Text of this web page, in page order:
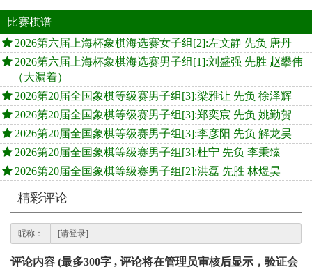
比赛棋谱
2026第六届上海杯象棋海选赛女子组[2]:左文静 先负 唐丹
2026第六届上海杯象棋海选赛男子组[1]:刘盛强 先胜 赵攀伟
（大漏着）
2026第20届全国象棋等级赛男子组[3]:梁雅让 先负 徐泽辉
2026第20届全国象棋等级赛男子组[3]:郑奕宸 先负 姚勤贺
2026第20届全国象棋等级赛男子组[3]:李彦阳 先负 解龙昊
2026第20届全国象棋等级赛男子组[3]:杜宁 先负 李秉臻
2026第20届全国象棋等级赛男子组[2]:洪磊 先胜 林煜昊
精彩评论
昵称：
评论内容 (最多300字 , 评论将在管理员审核后显示，验证会